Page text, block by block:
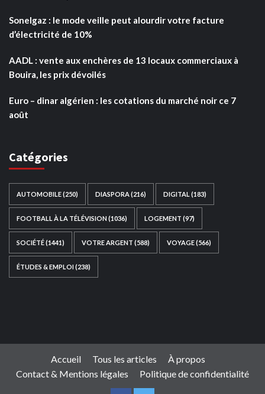
Sonelgaz : le mode veille peut alourdir votre facture
d’électricité de 10%
AADL : vente aux enchères de 13 locaux commerciaux à
Bouira, les prix dévoilés
Euro – dinar algérien : les cotations du marché noir ce 7
août
Catégories
AUTOMOBILE(250) DIASPORA (216) DIGITAL (183)
FOOTBALL À LA TÉLÉVISION(1036) LOGEMENT (97)
SOCIÉTÉ(1441) VOTRE ARGENT (588) VOYAGE(566)
ÉTUDES & EMPLOI(238)
Accueil Tous les articles
À propos
Contact & Mentions légales
Politique de confidentialité